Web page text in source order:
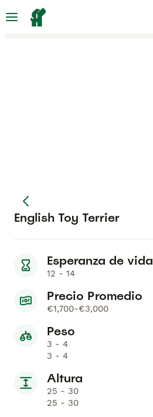
English Toy Terrier
Esperanza de vida
12 - 14
Precio Promedio
€1,700-€3,000
Peso
3 - 4
3 - 4
Altura
25 - 30
25 - 30